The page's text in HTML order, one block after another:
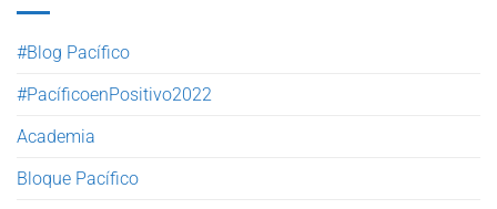
#Blog Pacífico
#PacíficoenPositivo2022
Academia
Bloque Pacífico